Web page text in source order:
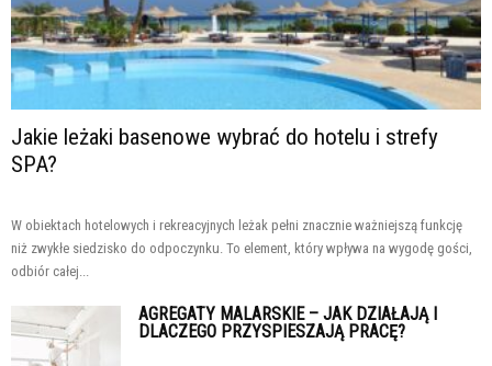
Jakie leżaki basenowe wybrać do hotelu i strefy
SPA?
W obiektach hotelowych i rekreacyjnych leżak pełni znacznie ważniejszą funkcję
niż zwykłe siedzisko do odpoczynku. To element, który wpływa na wygodę gości,
odbiór całej...
AGREGATY MALARSKIE – JAK DZIAŁAJĄ I
DLACZEGO PRZYSPIESZAJĄ PRACĘ?